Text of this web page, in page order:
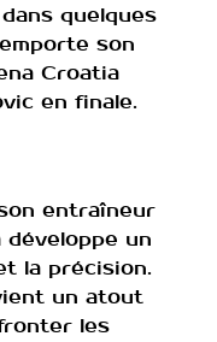
quelques
son
Croatia
en finale.
entraîneur
un
la précision.
un atout
les